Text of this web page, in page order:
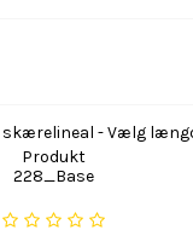
skærelineal - Vælg
Produkt
228_Base